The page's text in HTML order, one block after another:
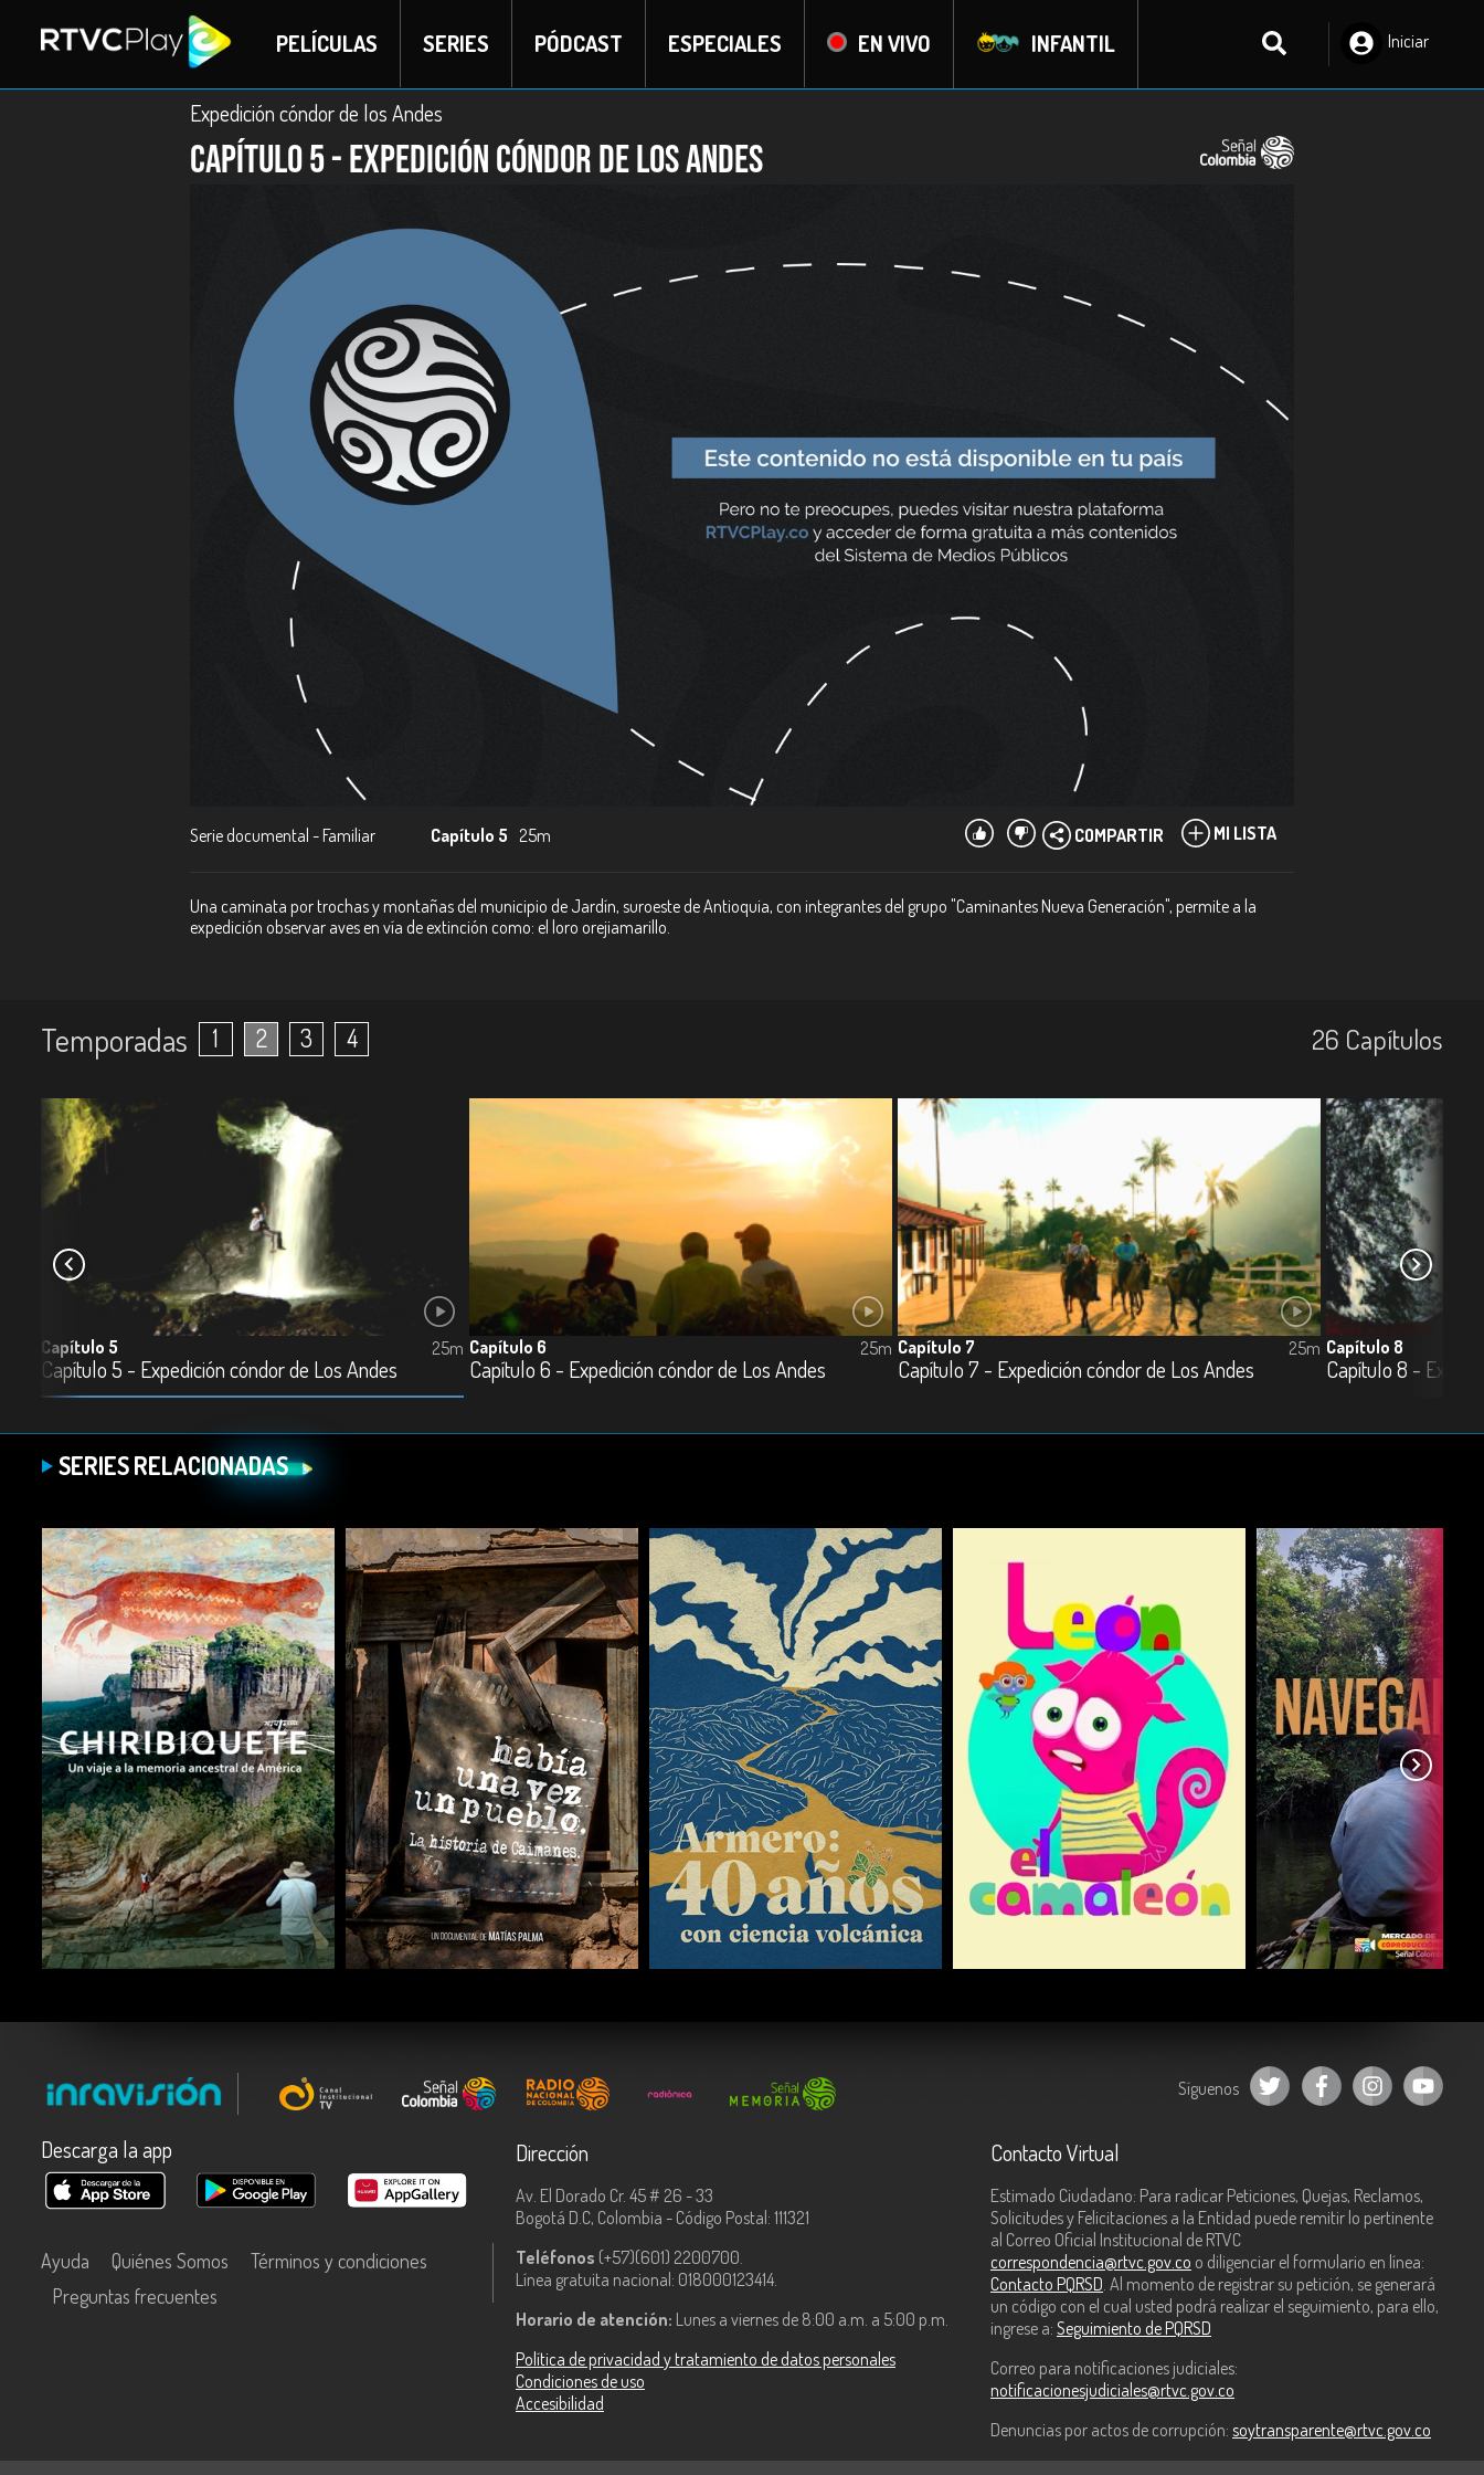
PELÍCULAS SERIES PÓDCAST ESPECIALES EN VIVO INFANTIL
Iniciar
Expedición cóndor de los Andes
Capítulo 5 - Expedición cóndor de Los Andes
Serie documental - Familiar Capítulo 5 25m MI LISTA
COMPARTIR
Una caminata por trochas y montañas del municipio de Jardín, suroeste de Antioquia, con integrantes del grupo "Caminantes Nueva Generación", permite a la
expedición observar aves en vía de extinción como: el loro orejiamarillo.
Temporadas 1 2 3 4 26 Capí­tulos
Capítulo 5
Capítulo 5 - Expedición cóndor de Los Andes
25m Capítulo 6
Capítulo 6 - Expedición cóndor de Los Andes
25m Capítulo 7
Capítulo 7 - Expedición cóndor de Los Andes
25m Capítulo 8
Capítulo 8 -
SERIES RELACIONADAS
COMPARTIR COMPARTIR COMPARTIR COMPARTIR
Síguenos
Descarga la app
Ayuda Quiénes Somos
Términos y condiciones
Preguntas frecuentes
Dirección
Av. El Dorado Cr. 45 # 26 - 33
Bogotá D.C, Colombia - Código Postal: 111321
Teléfonos (+57)(601) 2200700.
Línea gratuita nacional: 018000123414.
Horario de atención: Lunes a viernes de 8:00 a.m. a 5:00 p.m.
Política de privacidad y tratamiento de datos personales
Condiciones de uso
Accesibilidad
Contacto Virtual
Estimado Ciudadano: Para radicar Peticiones, Quejas, Reclamos,
Solicitudes y Felicitaciones a la Entidad puede remitir lo pertinente
al Correo Oficial Institucional de RTVC
correspondencia@rtvc.gov.co o diligenciar el formulario en línea:
Contacto PQRSD . Al momento de registrar su petición, se generará
un código con el cual usted podrá realizar el seguimiento, para ello,
ingrese a: Seguimiento de PQRSD
Correo para notificaciones judiciales:
notificacionesjudiciales@rtvc.gov.co
Denuncias por actos de corrupción: soytransparente@rtvc.gov.co